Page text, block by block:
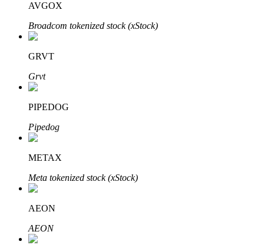
學習理財
AVGOX
Broadcom tokenized stock (xStock)
GRVT
Grvt
PIPEDOG
Pipedog
METAX
Meta tokenized stock (xStock)
AEON
AEON